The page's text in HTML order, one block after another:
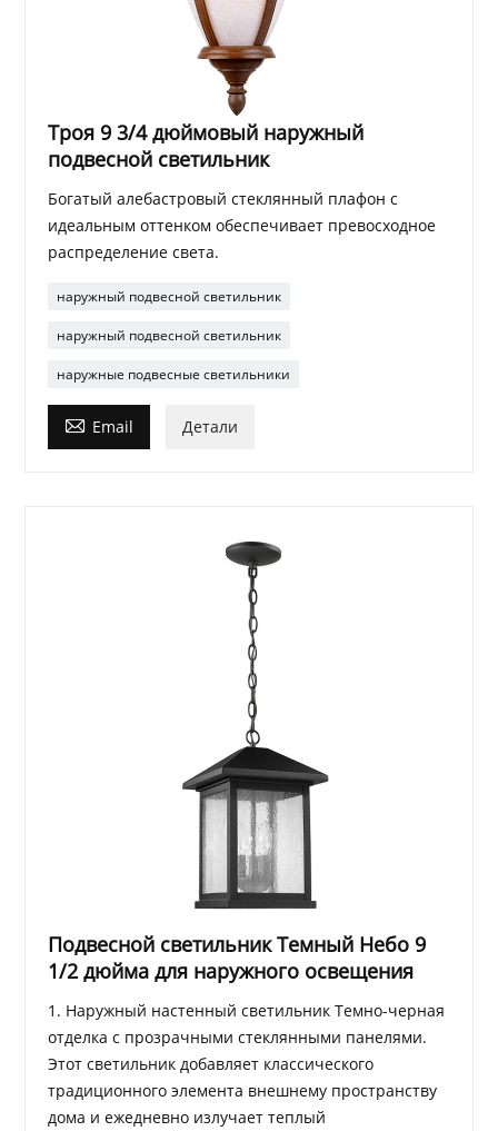
Троя 9 3/4 дюймовый наружный
подвесной светильник
Богатый алебастровый стеклянный плафон с
идеальным оттенком обеспечивает превосходное
распределение света.
наружный подвесной светильник
наружный подвесной светильник
наружные подвесные светильники
 Email Детали
Подвесной светильник Темный Небо 9
1/2 дюйма для наружного освещения
1. Наружный настенный светильник Темно-черная
отделка с прозрачными стеклянными панелями.
Этот светильник добавляет классического
традиционного элемента внешнему пространству
дома и ежедневно излучает теплый